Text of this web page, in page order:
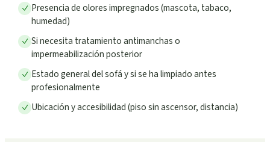
Presencia de olores impregnados (mascota, tabaco,
humedad)
Si necesita tratamiento antimanchas o
impermeabilización posterior
Estado general del sofá y si se ha limpiado antes
profesionalmente
Ubicación y accesibilidad (piso sin ascensor, distancia)